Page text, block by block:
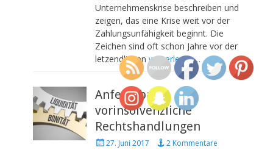
d
o
n
Unternehmenskrise beschreiben und
zeigen, das eine Krise weit vor der
Zahlungsunfähigkeit beginnt. Die
Zeichen sind oft schon Jahre vor der
letzendlichen weiterlesen…
Anfechtbare
vorinsolvenzliche
Rechtshandlungen
P
27. Juni 2017 2 Kommentare